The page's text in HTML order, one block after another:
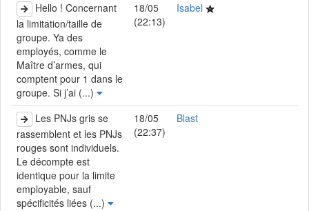
Hello ! Concernant
la limitation/taille de
groupe. Ya des
employés, comme le
Maître d’armes, qui
comptent pour 1 dans le
groupe. Si j’ai (...)
18/05
(22:13)
Isabel
Les PNJs gris se
rassemblent et les PNJs
rouges sont individuels.
Le décompte est
identique pour la limite
employable, sauf
spécificités liées (...)
18/05
(22:37)
Blast